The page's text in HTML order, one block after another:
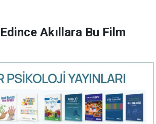
Akıllara Bu Film